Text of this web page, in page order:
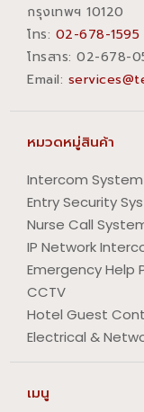
กรุงเทพฯ 10120
โทร: 02-678-1595
โทรสาร:​ 02-678-
Email:
หมวดหมู่สินค้า
Intercom System
Entry Security
Nurse Call
IP Network
Emergency Help
CCTV
Hotel Guest
Electrical &
เมนู